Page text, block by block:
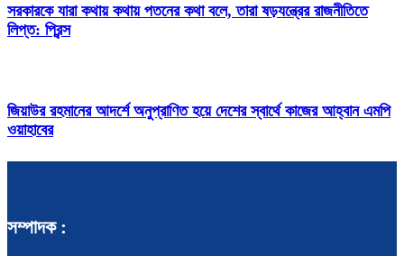
সরকারকে যারা কথায় কথায় পতনের কথা বলে, তারা ষড়যন্ত্রের রাজনীতিতে
লিপ্ত: প্রিন্স
জিয়াউর রহমানের আদর্শে অনুপ্রাণিত হয়ে দেশের স্বার্থে কাজের আহ্বান এমপি
ওয়াহাবের
সম্পাদক :